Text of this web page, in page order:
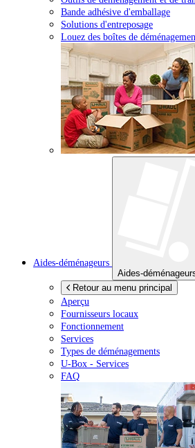
Bande adhésive d'emballage
Solutions d'entreposage
Louez des boîtes de
Aides-déménageurs
Aides-
Retour au menu principal
Aperçu
Fournisseurs locaux
Fonctionnement
Services
Types de déménagements
U-Box - Services
FAQ